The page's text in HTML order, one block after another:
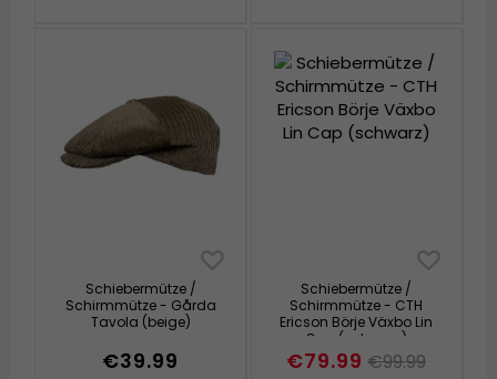
Schiebermütze /
Schirmmütze - Gårda
Tavola (beige)
€39.99
Schiebermütze /
Schirmmütze - CTH
Ericson Börje Växbo Lin
Cap (schwarz)
€79.99 €99.99